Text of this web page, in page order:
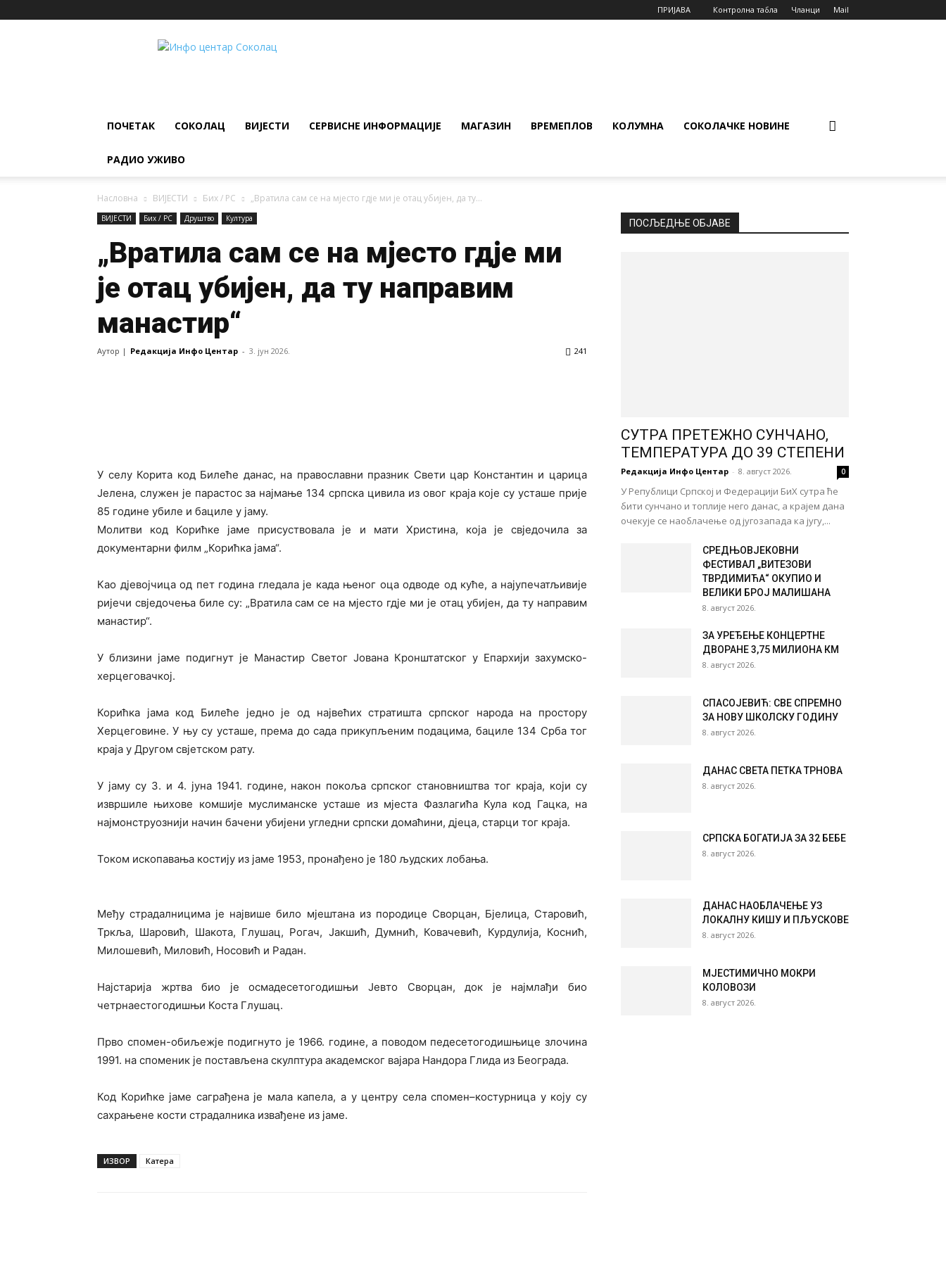
ПРИЈАВА Контролна табла Чланци Mail
ИНФО
ПОЧЕТАК СОКОЛАЦ ВИЈЕСТИ СЕРВИСНЕ ИНФОРМАЦИЈЕ МАГАЗИН ВРЕМЕПЛОВ КОЛУМНА СОКОЛАЧКЕ НОВИНЕ
РАДИО УЖИВО
Насловна ВИЈЕСТИ Бих / РС „Вратила сам се на мјесто гдје ми је отац убијен, да ту...
ВИЈЕСТИ Бих / РС Друштво Култура
„Вратила сам се на мјесто гдје ми
је отац убијен, да ту направим
манастир“
Аутор | Редакција Инфо Центар - 3. јун 2026. 241
У селу Корита код Билеће данас, на православни празник Свети цар Константин и царица
Јелена, служен је парастос за најмање 134 српска цивила из овог краја које су усташе прије
85 године убиле и бациле у јаму.
Молитви код Корићке јаме присуствовала је и мати Христина, која је свједочила за
документарни филм „Корићка јама“.
Као дјевојчица од пет година гледала је када њеног оца одводе од куће, а најупечатљивије
ријечи свједочења биле су: „Вратила сам се на мјесто гдје ми је отац убијен, да ту направим
манастир“.
У близини јаме подигнут је Манастир Светог Јована Кронштатског у Епархији захумско-
херцеговачкој.
Корићка јама код Билеће једно је од највећих стратишта српског народа на простору
Херцеговине. У њу су усташе, према до сада прикупљеним подацима, бациле 134 Срба тог
краја у Другом свјетском рату.
У јаму су 3. и 4. јуна 1941. године, након покоља српског становништва тог краја, који су
извршиле њихове комшије муслиманске усташе из мјеста Фазлагића Кула код Гацка, на
најмонструознији начин бачени убијени угледни српски домаћини, дјеца, старци тог краја.
Током ископавања костију из јаме 1953, пронађено је 180 људских лобања.
Међу страдалницима је највише било мјештана из породице Сворцан, Бјелица, Старовић,
Тркља, Шаровић, Шакота, Глушац, Рогач, Јакшић, Думнић, Ковачевић, Курдулија, Коснић,
Милошевић, Миловић, Носовић и Радан.
Најстарија жртва био је осмадесетогодишњи Јевто Сворцан, док је најмлађи био
четрнаестогодишњи Коста Глушац.
Прво спомен-обиљежје подигнуто је 1966. године, а поводом педесетогодишњице злочина
1991. на споменик је постављена скулптура академског вајара Нандора Глида из Београда.
Код Корићке јаме саграђена је мала капела, а у центру села спомен–костурница у коју су
сахрањене кости страдалника извађене из јаме.
ИЗВОР Катера
ПОСЉЕДЊЕ ОБЈАВЕ
СУТРА ПРЕТЕЖНО СУНЧАНО,
ТЕМПЕРАТУРА ДО 39 СТЕПЕНИ
Редакција Инфо Центар - 8. август 2026. 0
У Републици Српској и Федерацији БиХ сутра ће
бити сунчано и топлије него данас, а крајем дана
очекује се наоблачење од југозапада ка југу,...
СРЕДЊОВЈЕКОВНИ
ФЕСТИВАЛ „ВИТЕЗОВИ
ТВРДИМИЋА“ ОКУПИО И
ВЕЛИКИ БРОЈ МАЛИШАНА
8. август 2026.
ЗА УРЕЂЕЊЕ КОНЦЕРТНЕ
ДВОРАНЕ 3,75 МИЛИОНА КМ
8. август 2026.
СПАСОЈЕВИЋ: СВЕ СПРЕМНО
ЗА НОВУ ШКОЛСКУ ГОДИНУ
8. август 2026.
ДАНАС СВЕТА ПЕТКА ТРНОВА
8. август 2026.
СРПСКА БОГАТИЈА ЗА 32 БЕБЕ
8. август 2026.
ДАНАС НАОБЛАЧЕЊЕ УЗ
ЛОКАЛНУ КИШУ И ПЉУСКОВЕ
8. август 2026.
МЈЕСТИМИЧНО МОКРИ
КОЛОВОЗИ
8. август 2026.